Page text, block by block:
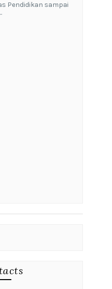
Pendidikan sampai